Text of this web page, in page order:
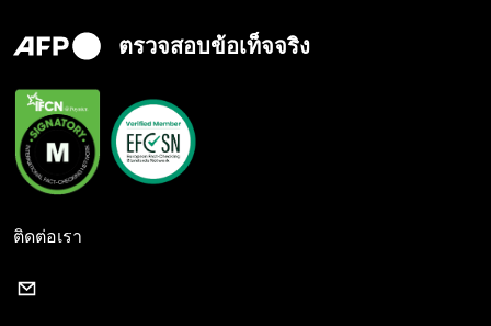
ตรวจสอบข้อเท็จจริง
ติดต่อเรา